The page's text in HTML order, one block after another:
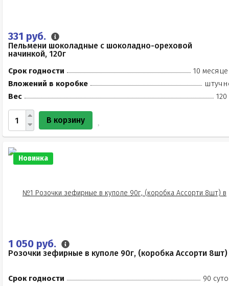
331 руб.
Пельмени шоколадные с шоколадно-ореховой
начинкой, 120г
Срок годности
10
Вложений в коробке
Вес
120
В корзину
Новинка
1 050 руб.
Розочки зефирные в куполе 90г, (коробка Ассорти 8шт)
Срок годности
90